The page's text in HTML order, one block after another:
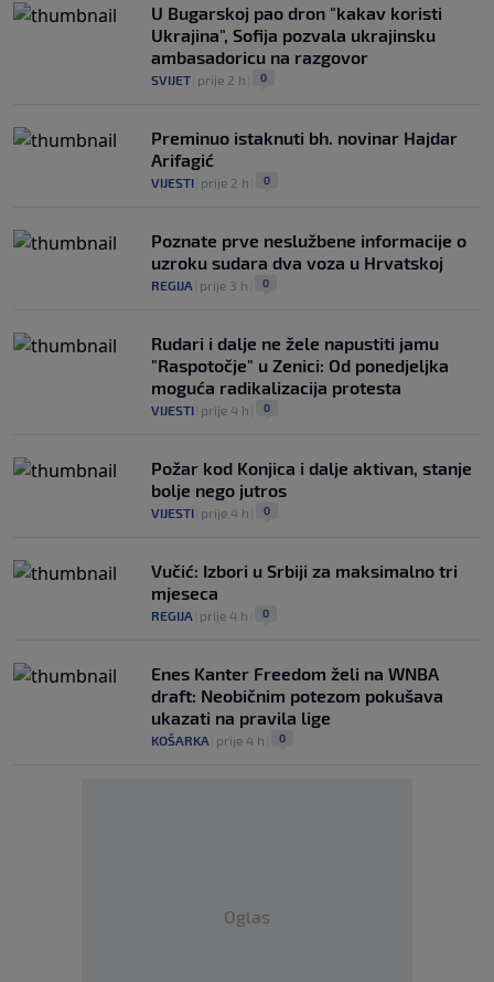
U Bugarskoj pao dron "kakav koristi
Ukrajina", Sofija pozvala ukrajinsku
ambasadoricu na razgovor
SVIJET prije 2 h 0
Preminuo istaknuti bh. novinar Hajdar
Arifagić
VIJESTI prije 2 h 0
Poznate prve neslužbene informacije o
uzroku sudara dva voza u Hrvatskoj
REGIJA prije 3 h 0
Rudari i dalje ne žele napustiti jamu
"Raspotočje" u Zenici: Od ponedjeljka
moguća radikalizacija protesta
VIJESTI prije 4 h 0
Požar kod Konjica i dalje aktivan, stanje
bolje nego jutros
VIJESTI prije 4 h 0
Vučić: Izbori u Srbiji za maksimalno tri
mjeseca
REGIJA prije 4 h 0
Enes Kanter Freedom želi na WNBA
draft: Neobičnim potezom pokušava
ukazati na pravila lige
KOŠARKA prije 4 h 0
Oglas